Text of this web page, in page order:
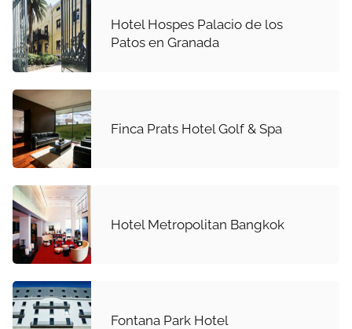
Hotel Hospes Palacio de los
Patos en Granada
Finca Prats Hotel Golf & Spa
Hotel Metropolitan Bangkok
Fontana Park Hotel